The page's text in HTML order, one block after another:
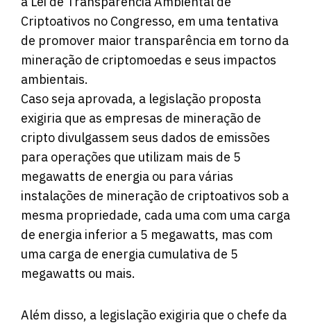
Criptoativos no Congresso, em uma tentativa
de promover maior transparência em torno da
mineração de criptomoedas e seus impactos
ambientais.
Caso seja aprovada, a legislação proposta
exigiria que as empresas de mineração de
cripto divulgassem seus dados de emissões
para operações que utilizam mais de 5
megawatts de energia ou para várias
instalações de mineração de criptoativos sob a
mesma propriedade, cada uma com uma carga
de energia inferior a 5 megawatts, mas com
uma carga de energia cumulativa de 5
megawatts ou mais.
Além disso, a legislação exigiria que o chefe da